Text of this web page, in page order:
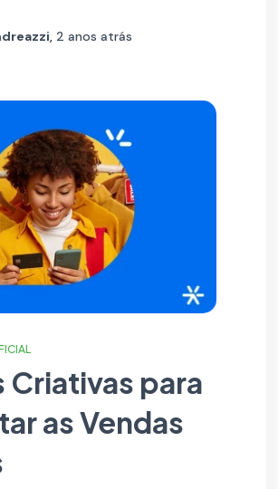
, 2 anos atrás
Criativas para
as Vendas